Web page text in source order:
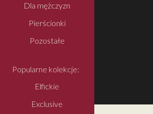
Dla mężczyzn
Pierścionki
Pozostałe
Popularne kolekcje:
Elfickie
Exclusive